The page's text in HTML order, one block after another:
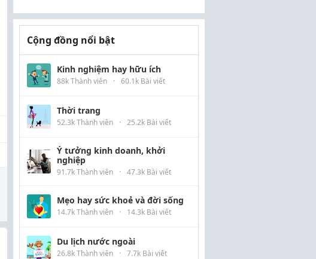
Cộng đồng nổi bật
Kinh nghiệm hay hữu ích
88k Thành viên · 60.1k Bài viết
Thời trang
52.3k Thành viên · 25.2k Bài viết
Ý tưởng kinh doanh, khởi
nghiệp
91.7k Thành viên · 47.3k Bài viết
Mẹo hay sức khoẻ và đời sống
14.7k Thành viên · 14.3k Bài viết
Du lịch nước ngoài
26.8k Thành viên · 7.7k Bài viết